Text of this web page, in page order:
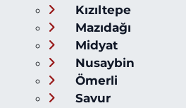
Kızıltepe
Mazıdağı
Midyat
Nusaybin
Ömerli
Savur